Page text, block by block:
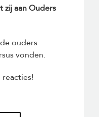
zij aan Ouders
ouders
vonden.